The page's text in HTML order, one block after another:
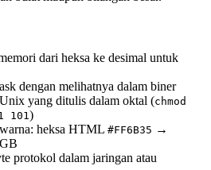
dari heksa ke desimal untuk
dengan melihatnya dalam biner
yang ditulis dalam oktal (chmod
101)
heksa HTML #FF6B35 →
protokol dalam jaringan atau